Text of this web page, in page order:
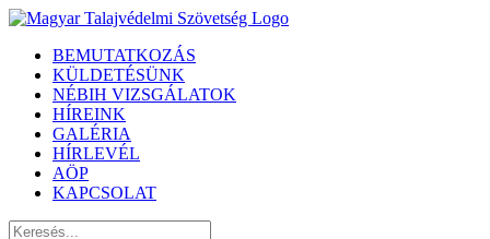
Kihagyás
BEMUTATKOZÁS
KÜLDETÉSÜNK
NÉBIH VIZSGÁLATOK
HÍREINK
GALÉRIA
HÍRLEVÉL
AÖP
KAPCSOLAT
Keresés...